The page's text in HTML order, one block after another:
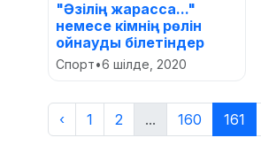
"Әзілің жарасса..."
немесе кімнің рөлін
ойнауды білетіндер
Спорт•6 шілде, 2020
‹ 1 2 ... 160 161